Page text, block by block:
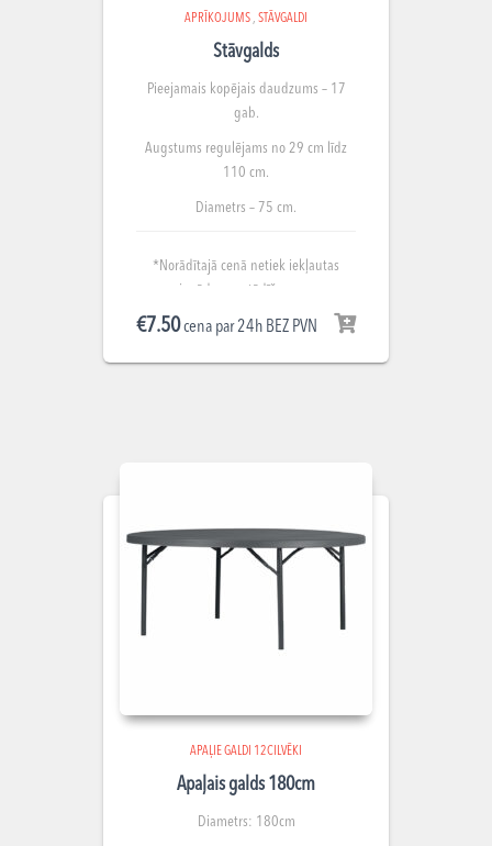
APRĪKOJUMS , STĀVGALDI
Stāvgalds
Pieejamais kopējais daudzums – 17
gab.
Augstums regulējams no 29 cm līdz
110 cm.
Diametrs – 75 cm.
*Norādītajā cenā netiek iekļautas
piegādes, uzstādīšanas un
demontāžas izmaksas. Summa
norādīta par nomu 1 gab.
€7.50cena par 24h BEZ PVN
APAĻIE GALDI 12CILVĒKI
Apaļais galds 180cm
Diametrs: 180cm